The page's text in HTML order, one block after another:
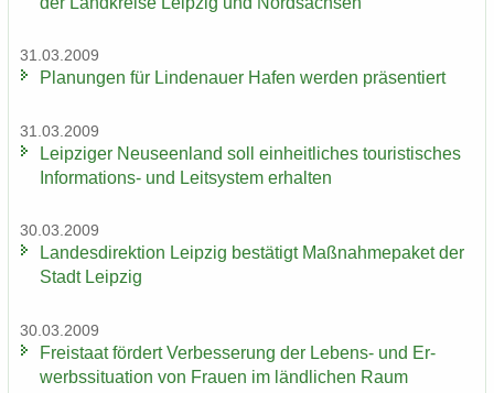
31.03.2009
Pla­nun­gen für Lin­de­nau­er Hafen wer­den prä­sen­tiert
31.03.2009
Leip­zi­ger Neu­seen­land soll ein­heit­li­ches tou­ris­ti­sches
Informations-​ und Leit­sys­tem er­hal­ten
30.03.2009
Lan­des­di­rek­ti­on Leip­zig be­stä­tigt Maß­nah­me­pa­ket der
Stadt Leip­zig
30.03.2009
Frei­staat för­dert Ver­bes­se­rung der Lebens-​ und Er­
werbs­si­tua­ti­on von Frau­en im länd­li­chen Raum